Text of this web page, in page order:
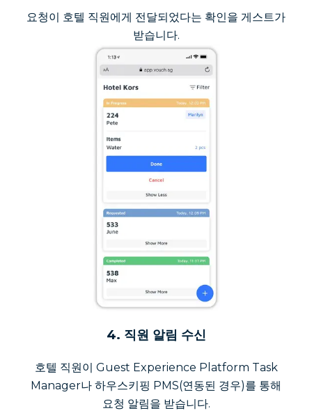
요청이 호텔 직원에게 전달되었다는 확인을 게스트가
받습니다.
4. 직원 알림 수신
호텔 직원이 Guest Experience Platform Task
Manager나 하우스키핑 PMS(연동된 경우)를 통해
요청 알림을 받습니다.